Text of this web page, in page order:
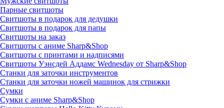
Парные свитшоты
Свитшоты в подарок для дедушки
Свитшоты в подарок для папы
Свитшоты на заказ
Свитшоты с аниме Sharp&Shop
Свитшоты с принтами и надписями
Свитшоты Уэнсдей Аддамс Wednesday от Sharp&Shop
Станки для заточки инструментов
Станки для заточки ножей машинок для стрижки
Сумки
Сумки с аниме Sharp&Shop